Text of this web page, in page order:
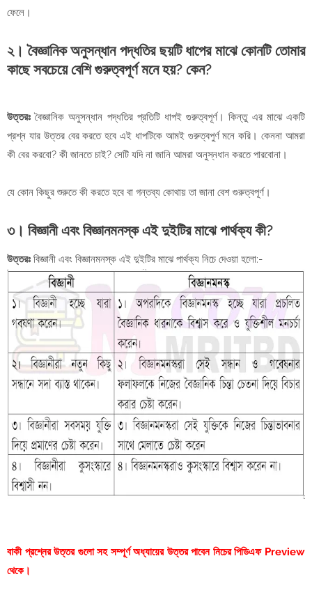
ফেলে।
২। বৈজ্ঞানিক অনুসন্ধান পদ্ধতির ছয়টি ধাপের মাঝে কোনটি তোমার
কাছে সবচেয়ে বেশি গুরুত্বপূর্ণ মনে হয়? কেন?
উত্তরঃ বৈজ্ঞানিক অনুসন্ধান পদ্ধতির প্রতিটি ধাপই গুরুত্বপূর্ণ। কিন্তু এর মাঝে একটি
প্রশ্ন যার উত্তর বের করতে হবে এই ধাপটিকে আমই গুরুত্বপুর্ণ মনে করি। কেননা আমরা
কী বের করবো? কী জানতে চাই? সেটি যদি না জানি আমরা অনুস্নধান করতে পারবোনা।
যে কোন কিছুর শুরুতে কী করতে হবে বা গন্তব্য কোথায় তা জানা বেশ গুরুত্বপূর্ণ।
৩। বিজ্ঞানী এবং বিজ্ঞানমনস্ক এই দুইটির মাঝে পার্থক্য কী?
উত্তরঃ বিজ্ঞানী এবং বিজ্ঞানমনস্ক এই দুইটির মাঝে পার্থক্য নিচে দেওয়া হলো:-
বাকী প্রশ্নের উত্তর গুলো সহ সম্পূর্ণ অধ্যায়ের উত্তর পাবেন নিচের পিডিএফ Preview
থেকে।